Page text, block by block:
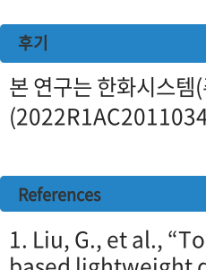
후기
본 연구는 한화시스
References
1. Liu, G., et al.,